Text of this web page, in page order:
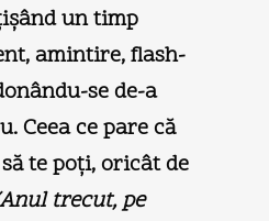
un timp
amintire, flash-
se de-a
Ceea ce pare că
te poţi, oricât de
trecut, pe